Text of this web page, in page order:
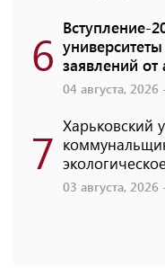
6 Вступление-
заявлений от
04 августа, 2026
7 Харьковский
03 августа, 2026